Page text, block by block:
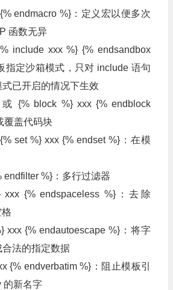
endmacro %}：定义宏以便多次
函数无异
include xxx %} {% endsandbox
指定沙箱模式，只对 include 语句
已开启的情况下生效
{% block %} xxx {% endblock
覆盖代码块
set %} xxx {% endset %}：在模
endfilter %}：多行过滤器
xxx {% endspaceless %}：去除
xxx {% endautoescape %}：将字
法的指定数据
{% endverbatim %}：阻止模板引
的新名字